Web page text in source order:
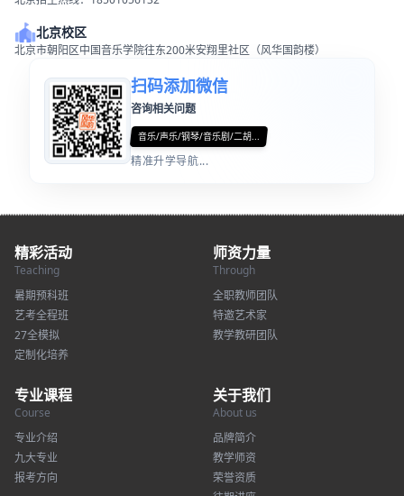
北京校区
北京市朝阳区中国音乐学院往东200米安翔里社区（风华国韵楼）
扫码添加微信
咨询相关问题
音乐/声乐/钢琴/音乐剧/二胡...
精准升学导航...
精彩活动
Teaching
暑期预科班
艺考全程班
27全模拟
定制化培养
师资力量
Through
全职教师团队
特邀艺术家
教学教研团队
专业课程
Course
专业介绍
九大专业
报考方向
关于我们
About us
品牌简介
教学师资
荣誉资质